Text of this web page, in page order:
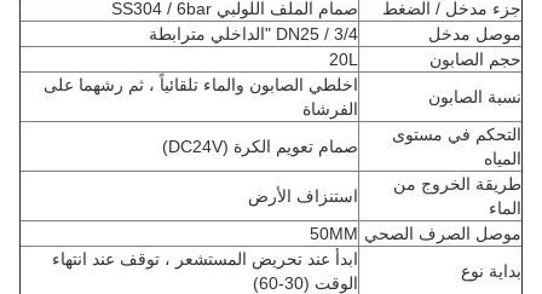
جزء مدخل / الضغط
صمام الملف اللولبي SS304 / 6bar
موصل مدخل
DN25 / 3/4 "الداخلي مترابطة
حجم الصابون
20L
نسبة الصابون
اخلطي الصابون والماء تلقائياً ، ثم رشهما على
الفرشاة
التحكم في مستوى
المياه
صمام تعويم الكرة (DC24V)
طريقة الخروج من
الماء
استنزاف الأرض
موصل الصرف الصحي 50MM
بداية نوع
ابدأ عند تحريض المستشعر ، توقف عند انتهاء
الوقت (30-60)